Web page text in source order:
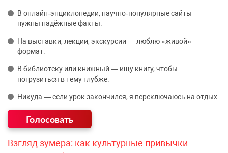
В онлайн‑энциклопедии, научно‑популярные сайты —
нужны надёжные факты.
На выставки, лекции, экскурсии — люблю «живой»
формат.
В библиотеку или книжный — ищу книгу, чтобы
погрузиться в тему глубже.
Никуда — если урок закончился, я переключаюсь на отдых.
Взгляд зумера: как культурные привычки